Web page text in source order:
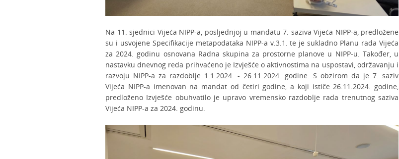
Na 11. sjednici Vijeća NIPP-a, posljednjoj u mandatu 7. saziva Vijeća NIPP-a, predložene
su i usvojene Specifikacije metapodataka NIPP-a v.3.1. te je sukladno Planu rada Vijeća
za 2024. godinu osnovana Radna skupina za prostorne planove u NIPP-u. Također, u
nastavku dnevnog reda prihvaćeno je Izvješće o aktivnostima na uspostavi, održavanju i
razvoju NIPP-a za razdoblje 1.1.2024. - 26.11.2024. godine. S obzirom da je 7. saziv
Vijeća NIPP-a imenovan na mandat od četiri godine, a koji ističe 26.11.2024. godine,
predloženo Izvješće obuhvatilo je upravo vremensko razdoblje rada trenutnog saziva
Vijeća NIPP-a za 2024. godinu.